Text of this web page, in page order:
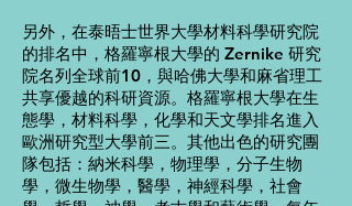
另外，在泰晤士世界大學材料科學研究院
的排名中，格羅寧根大學的 Zernike 研究
院名列全球前10，與哈佛大學和麻省理工
共享優越的科研資源。格羅寧根大學在生
態學，材料科學，化學和天文學排名進入
歐洲研究型大學前三。其他出色的研究團
隊包括：納米科學，物理學，分子生物
學，微生物學，醫學，神經科學，社會